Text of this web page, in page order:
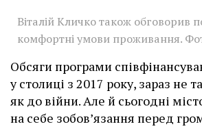
Віталій Кличко також
комфортні умови проживання.
Обсяги програми
у столиці з 2017 року, зараз не
як до війни. Але й сьогодні
на себе зобов’язання перед